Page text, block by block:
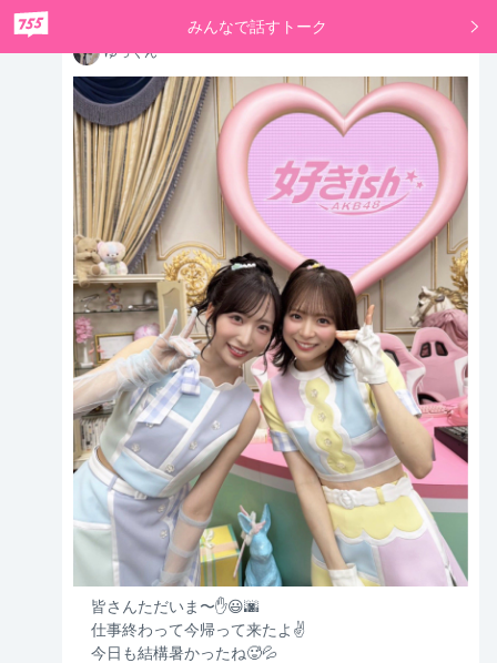
みんなで話すトーク
くん
ゆっくん
皆さんただいま〜✋😃🌆
仕事終わって今帰って来たよ✌️
今日も結構暑かったね🥵💦